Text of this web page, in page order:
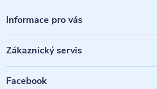
á
p
a
Informace pro vás
Zákaznický servis
Facebook